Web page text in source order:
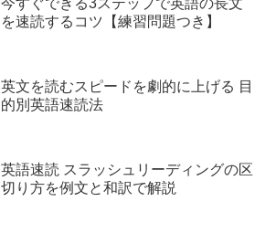
今すぐできる3ステップで英語の長文
を速読するコツ【練習問題つき】
英文を読むスピードを劇的に上げる 目
的別英語速読法
英語速読 スラッシュリーディングの区
切り方を例文と和訳で解説